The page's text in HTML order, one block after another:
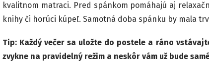
kvalitnom matraci. Pred spánkom pomáhajú aj
knihy či horúci kúpeľ. Samotná doba spánku by mala
Tip: Každý večer sa uložte do postele a ráno
zvykne na pravidelný režim a neskôr vám už bude